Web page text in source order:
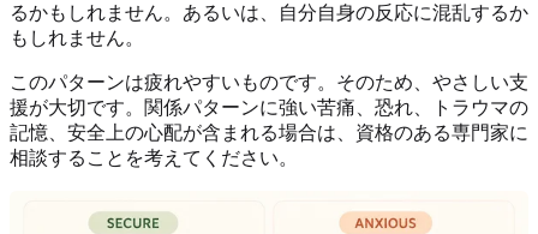
るかもしれません。あるいは、自分自身の反応に混乱するか
もしれません。
このパターンは疲れやすいものです。そのため、やさしい支
援が大切です。関係パターンに強い苦痛、恐れ、トラウマの
記憶、安全上の心配が含まれる場合は、資格のある専門家に
相談することを考えてください。